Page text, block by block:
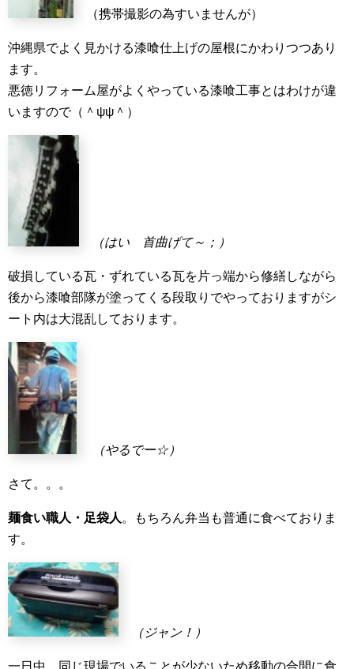
（携帯撮影の為すいませんが）
沖縄県でよく見かける漆喰仕上げの屋根にかわりつつあり
ます。
悪徳リフォーム屋がよくやっている漆喰工事とはわけが違
いますので（＾ψψ＾）
（はい 首曲げて～；）
破損している瓦・ずれている瓦を片っ端から修繕しながら
後から漆喰部隊が塗ってくる段取りでやっておりますがシ
ート内は大混乱しております。
（やるでー☆）
さて。。。
麺食い職人・足袋人 。もちろん弁当も普通に食べておりま
す。
（ジャン！）
一日中 同じ現場でいることが少ないため移動の合間に食